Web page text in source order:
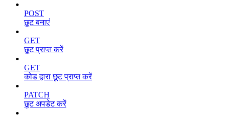
POST
छूट बनाएं
GET
छूट प्राप्त करें
GET
कोड द्वारा छूट प्राप्त करें
PATCH
छूट अपडेट करें